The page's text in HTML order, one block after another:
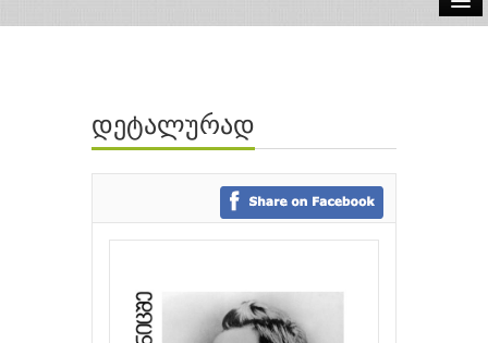
ავტორები
გამომცემლობები
დეტალურად